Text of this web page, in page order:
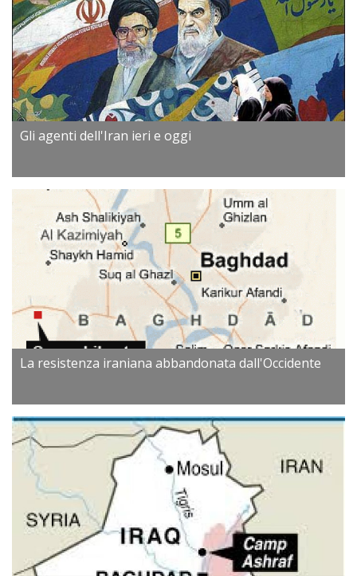
Gli agenti dell'Iran ieri e oggi
La resistenza iraniana abbandonata dall'Occidente